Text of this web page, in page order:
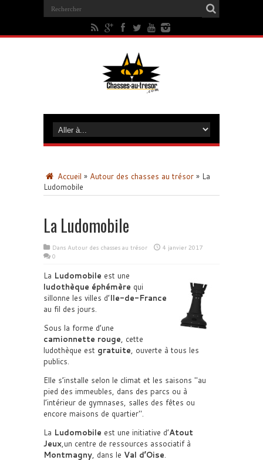
Accueil » Autour des chasses au trésor » La
Ludomobile
La Ludomobile
Dans Autour des chasses au trésor
4 janvier 2017
0
La Ludomobile est une
ludothèque éphémère qui
sillonne les villes d’Ile-de-France
au fil des jours.
Sous la forme d’une
camionnette rouge, cette
ludothèque est gratuite, ouverte à tous les
publics.
Elle s’installe selon le climat et les saisons
au
pied des immeubles, dans des parcs ou à
l’intérieur de gymnases, salles des fêtes ou
encore maisons de quartier .
La Ludomobile est une initiative d’Atout
Jeux,un centre de ressources associatif à
Montmagny, dans le Val d’Oise.